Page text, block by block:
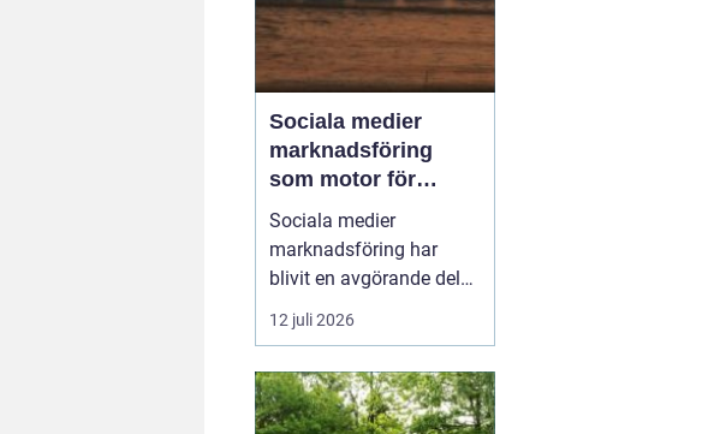
Sociala medier
marknadsföring
som motor för
företagstillväxt
Sociala medier
marknadsföring har
blivit en avgörande del
av hur företag växer,
bygger förtroende och
att arbeta strukturerat
med innehåll,
12 juli 2026